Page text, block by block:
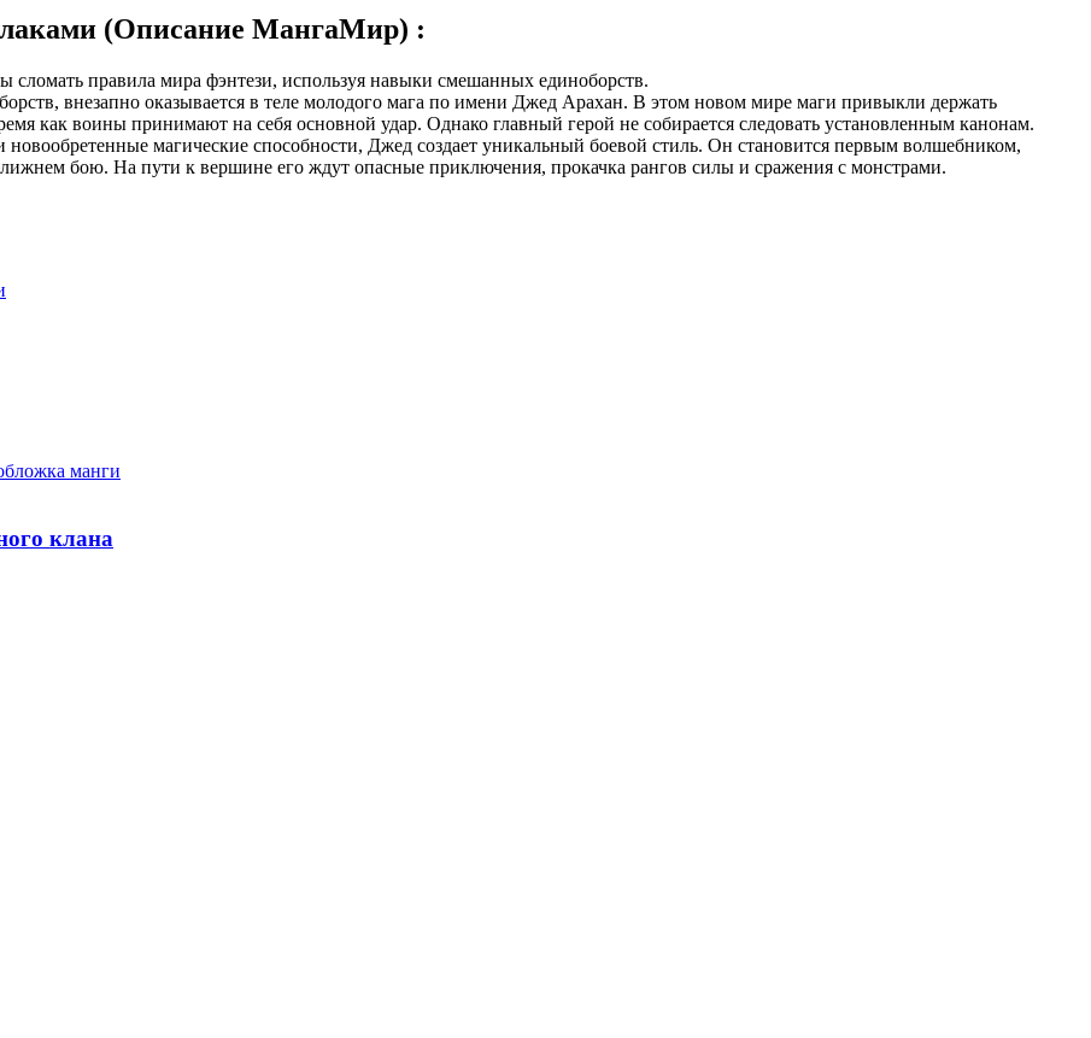
(Описание МангаМир) :
правила мира фэнтези, используя навыки смешанных единоборств.
внезапно оказывается в теле молодого мага по имени Джед Арахан. В этом новом мире маги привыкли держать
как воины принимают на себя основной удар. Однако главный герой не собирается следовать установленным канонам.
новообретенные магические способности, Джед создает уникальный боевой стиль. Он становится первым волшебником,
бою. На пути к вершине его ждут опасные приключения, прокачка рангов силы и сражения с монстрами.
клана